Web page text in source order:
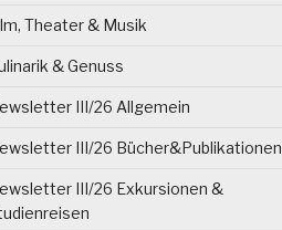
Theater & Musik
& Genuss
III/26 Allgemein
III/26 Bücher&Publikationen
III/26 Exkursionen &